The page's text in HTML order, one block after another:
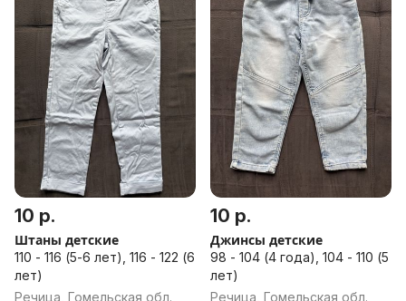
10 р.
Штаны детские
110 - 116 (5-6 лет), 116 - 122 (6
лет)
Речица, Гомельская обл.
10 р.
Джинсы детские
98 - 104 (4 года), 104 - 110 (5
лет)
Речица, Гомельская обл.